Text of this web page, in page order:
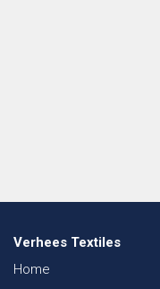
Verhees Textiles
Home